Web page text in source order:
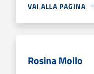
VAI ALLA PAGINA
Rosina Mollo